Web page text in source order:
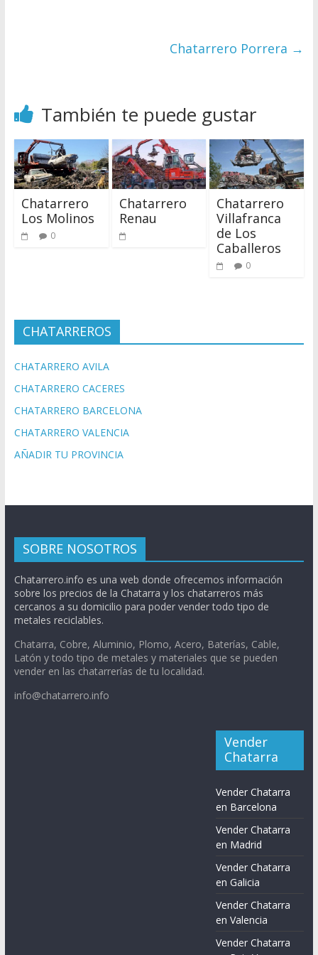
Chatarrero Porrera →
También te puede gustar
Chatarrero
Los Molinos
0
Chatarrero
Renau
Chatarrero
Villafranca
de Los
Caballeros
0
CHATARREROS
CHATARRERO AVILA
CHATARRERO CACERES
CHATARRERO BARCELONA
CHATARRERO VALENCIA
AÑADIR TU PROVINCIA
SOBRE NOSOTROS
Chatarrero.info es una web donde ofrecemos información
sobre los precios de la Chatarra y los chatarreros más
cercanos a su domicilio para poder vender todo tipo de
metales reciclables.
Chatarra, Cobre, Aluminio, Plomo, Acero, Baterías, Cable,
Latón y todo tipo de metales y materiales que se pueden
vender en las chatarrerías de tu localidad.
info@chatarrero.info
Vender
Chatarra
Vender Chatarra
en Barcelona
Vender Chatarra
en Madrid
Vender Chatarra
en Galicia
Vender Chatarra
en Valencia
Vender Chatarra